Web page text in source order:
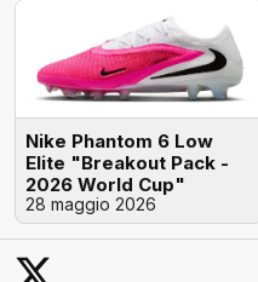
Nike Phantom 6 Low
Elite "Breakout Pack -
2026 World Cup"
28 maggio 2026